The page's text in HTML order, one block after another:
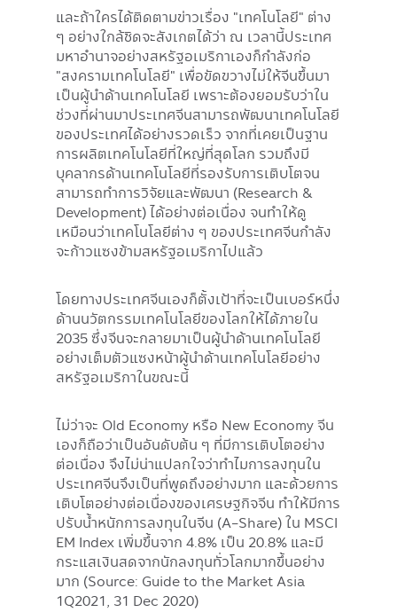
และถ้าใครได้ติดตามข่าวเรื่อง "เทคโนโลยี" ต่าง
ๆ อย่างใกล้ชิดจะสังเกตได้ว่า ณ เวลานี้ประเทศ
มหาอำนาจอย่างสหรัฐอเมริกาเองก็กำลังก่อ
"สงครามเทคโนโลยี" เพื่อขัดขวางไม่ให้จีนขึ้นมา
เป็นผู้นำด้านเทคโนโลยี เพราะต้องยอมรับว่าใน
ช่วงที่ผ่านมาประเทศจีนสามารถพัฒนาเทคโนโลยี
ของประเทศได้อย่างรวดเร็ว จากที่เคยเป็นฐาน
การผลิตเทคโนโลยีที่ใหญ่ที่สุดโลก รวมถึงมี
บุคลากรด้านเทคโนโลยีที่รองรับการเติบโตจน
สามารถทำการวิจัยและพัฒนา (Research &
Development) ได้อย่างต่อเนื่อง จนทำให้ดู
เหมือนว่าเทคโนโลยีต่าง ๆ ของประเทศจีนกำลัง
จะก้าวแซงข้ามสหรัฐอเมริกาไปแล้ว
โดยทางประเทศจีนเองก็ตั้งเป้าที่จะเป็นเบอร์หนึ่ง
ด้านนวัตกรรมเทคโนโลยีของโลกให้ได้ภายใน
2035 ซึ่งจีนจะกลายมาเป็นผู้นำด้านเทคโนโลยี
อย่างเต็มตัวแซงหน้าผู้นำด้านเทคโนโลยีอย่าง
สหรัฐอเมริกาในขณะนี้
ไม่ว่าจะ Old Economy หรือ New Economy จีน
เองก็ถือว่าเป็นอันดับต้น ๆ ที่มีการเติบโตอย่าง
ต่อเนื่อง จึงไม่น่าแปลกใจว่าทำไมการลงทุนใน
ประเทศจีนจึงเป็นที่พูดถึงอย่างมาก และด้วยการ
เติบโตอย่างต่อเนื่องของเศรษฐกิจจีน ทำให้มีการ
ปรับน้ำหนักการลงทุนในจีน (A-Share) ใน MSCI
EM Index เพิ่มขึ้นจาก 4.8% เป็น 20.8% และมี
กระแสเงินสดจากนักลงทุนทั่วโลกมากขึ้นอย่าง
มาก (Source: Guide to the Market Asia
1Q2021, 31 Dec 2020)